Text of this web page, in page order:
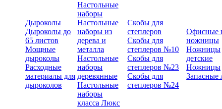
Дыроколы
Дыроколы до
65 листов
Мощные
дыроколы
Расходные
материалы для
дыроколов
Настольные
наборы
Настольные
наборы из
дерева и
металла
Настольные
наборы
деревянные
Настольные
наборы
класса Люкс
Скобы для
степлеров
Скобы для
степлеров №10
Скобы для
степлеров №23
Скобы для
степлеров №24
Офисные
ножницы
Ножницы
детские
Ножницы
Запасные